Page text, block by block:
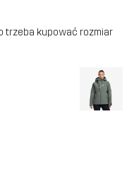
trzeba kupować rozmiar